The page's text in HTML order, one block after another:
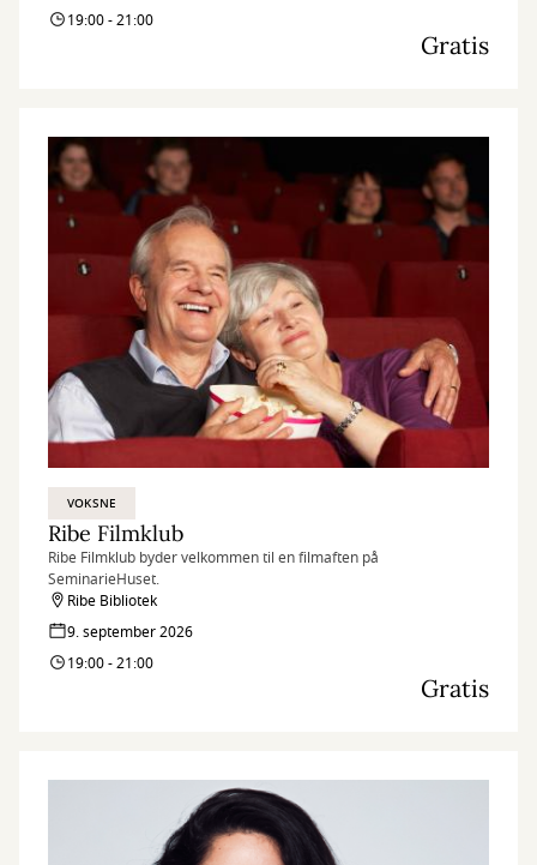
19:00 - 21:00
Gratis
VOKSNE
Ribe Filmklub
Ribe Filmklub byder velkommen til en filmaften på
SeminarieHuset.
Ribe Bibliotek
9. september 2026
19:00 - 21:00
Gratis